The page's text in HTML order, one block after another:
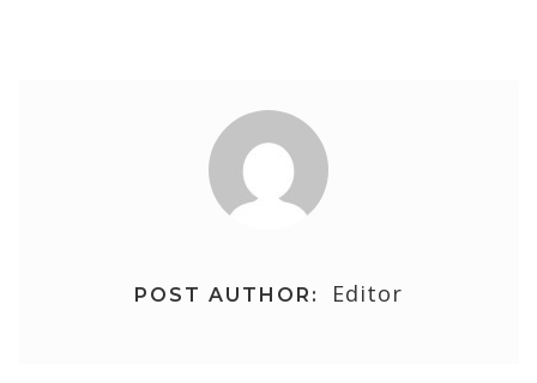
POST AUTHOR: Editor